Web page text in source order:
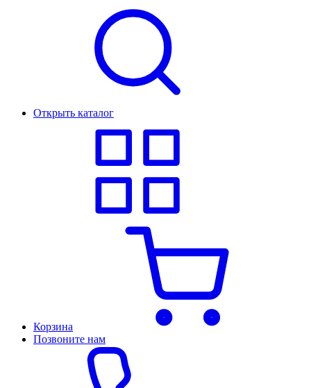
Открыть каталог
Корзина
Позвоните нам